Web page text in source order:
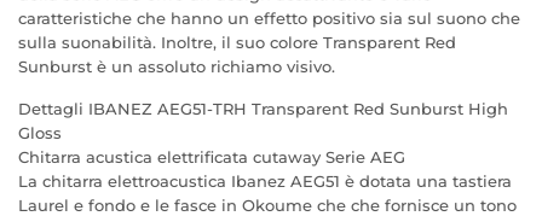
caratteristiche che hanno un effetto positivo sia sul suono che
sulla suonabilità. Inoltre, il suo colore Transparent Red
Sunburst è un assoluto richiamo visivo.
Dettagli IBANEZ AEG51-TRH Transparent Red Sunburst High
Gloss
Chitarra acustica elettrificata cutaway Serie AEG
La chitarra elettroacustica Ibanez AEG51 è dotata una tastiera
Laurel e fondo e le fasce in Okoume che che fornisce un tono